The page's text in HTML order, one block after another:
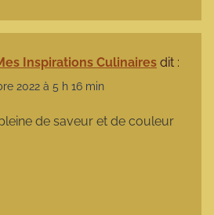
Inspirations Culinaires dit :
2022 à 5 h 16 min
de saveur et de couleur